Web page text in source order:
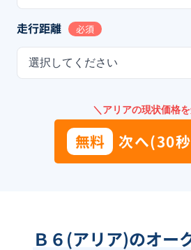
走行距離 必須
選択してください
＼アリアの現状価格
無料 次へ(30
Ｂ６(アリア)のオー